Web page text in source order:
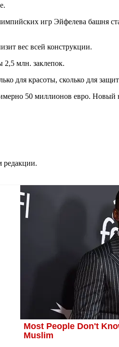
игр Эйфелева башня
вес всей конструкции.
2,5 млн. заклепок.
для красоты, сколько для
50 миллионов евро. Новый
редакции.